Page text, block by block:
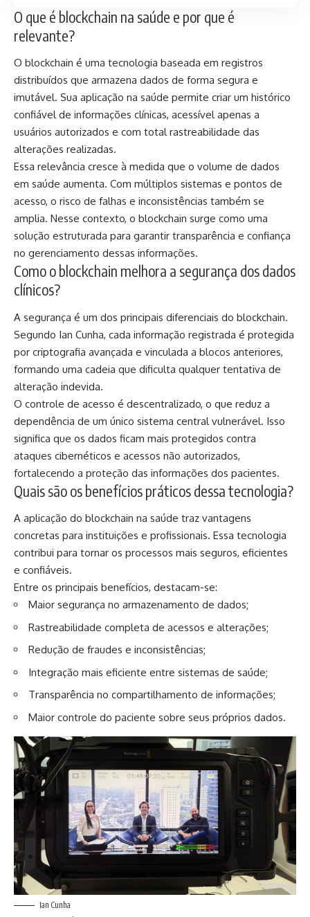
O que é blockchain na saúde e por que é
relevante?
O blockchain é uma tecnologia baseada em registros
distribuídos que armazena dados de forma segura e
imutável. Sua aplicação na saúde permite criar um histórico
confiável de informações clínicas, acessível apenas a
usuários autorizados e com total rastreabilidade das
alterações realizadas.
Essa relevância cresce à medida que o volume de dados
em saúde aumenta. Com múltiplos sistemas e pontos de
acesso, o risco de falhas e inconsistências também se
amplia. Nesse contexto, o blockchain surge como uma
solução estruturada para garantir transparência e confiança
no gerenciamento dessas informações.
Como o blockchain melhora a segurança dos dados
clínicos?
A segurança é um dos principais diferenciais do blockchain.
Segundo Ian Cunha, cada informação registrada é protegida
por criptografia avançada e vinculada a blocos anteriores,
formando uma cadeia que dificulta qualquer tentativa de
alteração indevida.
O controle de acesso é descentralizado, o que reduz a
dependência de um único sistema central vulnerável. Isso
significa que os dados ficam mais protegidos contra
ataques cibernéticos e acessos não autorizados,
fortalecendo a proteção das informações dos pacientes.
Quais são os benefícios práticos dessa tecnologia?
A aplicação do blockchain na saúde traz vantagens
concretas para instituições e profissionais. Essa tecnologia
contribui para tornar os processos mais seguros, eficientes
e confiáveis.
Entre os principais benefícios, destacam-se:
Maior segurança no armazenamento de dados;
Rastreabilidade completa de acessos e alterações;
Redução de fraudes e inconsistências;
Integração mais eficiente entre sistemas de saúde;
Transparência no compartilhamento de informações;
Maior controle do paciente sobre seus próprios dados.
Ian Cunha